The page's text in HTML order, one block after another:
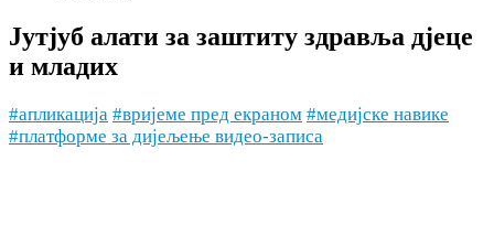
Јутјуб алати за заштиту здравља дјеце
и младих
#апликација #вријеме пред екраном #медијске навике
#платформе за дијељење видео-записа